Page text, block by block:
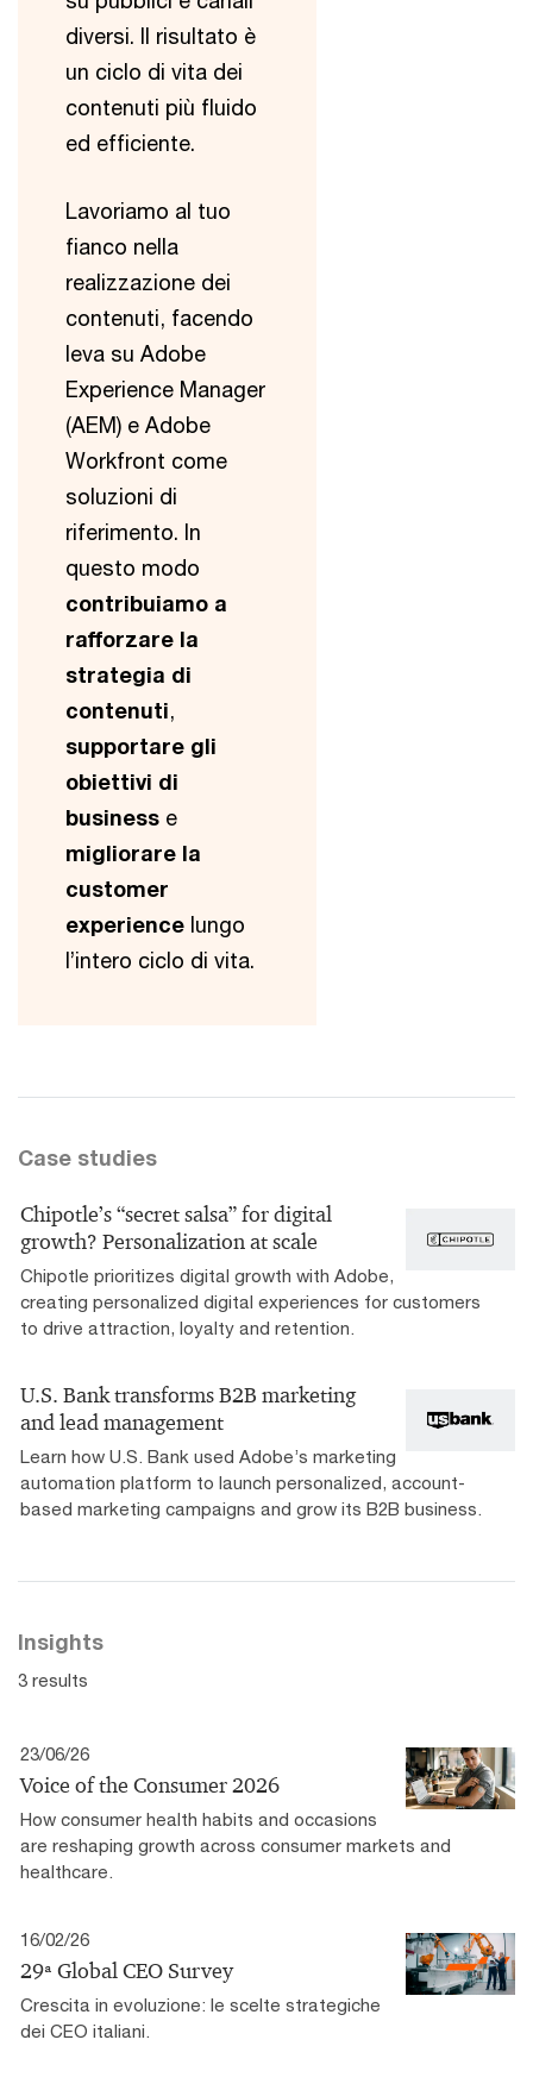
diversi. Il risultato è
un ciclo di vita dei
contenuti più fluido
ed efficiente.
Lavoriamo al tuo
fianco nella
realizzazione dei
contenuti, facendo
leva su Adobe
Experience Manager
(AEM) e Adobe
Workfront come
soluzioni di
riferimento. In
questo modo
contribuiamo a
rafforzare la
strategia di
contenuti,
supportare gli
obiettivi di
business e
migliorare la
customer
experience lungo
l’intero ciclo di vita.
Case studies
Chipotle’s “secret salsa” for digital
growth? Personalization at scale
Chipotle prioritizes digital growth with Adobe,
creating personalized digital experiences for customers
to drive attraction, loyalty and retention.
U.S. Bank transforms B2B marketing
and lead management
Learn how U.S. Bank used Adobe’s marketing
automation platform to launch personalized, account-
based marketing campaigns and grow its B2B business.
Insights
3 results
23/06/26
Voice of the Consumer 2026
How consumer health habits and occasions
are reshaping growth across consumer markets and
healthcare.
16/02/26
29ª Global CEO Survey
Crescita in evoluzione: le scelte strategiche
dei CEO italiani.